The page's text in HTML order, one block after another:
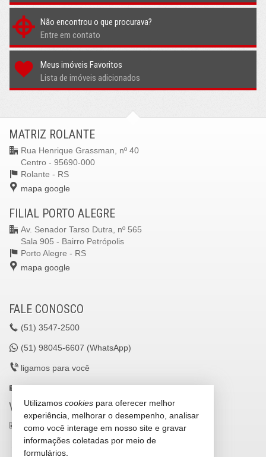
Não encontrou o que procurava?
Entre em contato
Meus imóveis Favoritos
Lista de imóveis adicionados
MATRIZ ROLANTE
Rua Henrique Grassman, nº 40
Centro - 95690-000
Rolante - RS
mapa google
FILIAL PORTO ALEGRE
Av. Senador Tarso Dutra, nº 565
Sala 905 - Bairro Petrópolis
Porto Alegre - RS
mapa google
FALE CONOSCO
(51) 3547-2500
(51) 98045-6607 (WhatsApp)
ligamos para você
lavilleimoveisltda@gmail.com
VEJA MAIS
receba nosso newsletter
cadastre seu imóvel
Utilizamos cookies para oferecer melhor
experiência, melhorar o desempenho, analisar
como você interage em nosso site e gravar
informações coletadas por meio de
formulários.